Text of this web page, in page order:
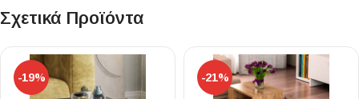
Σχετικά Προϊόντα
-19% -21%